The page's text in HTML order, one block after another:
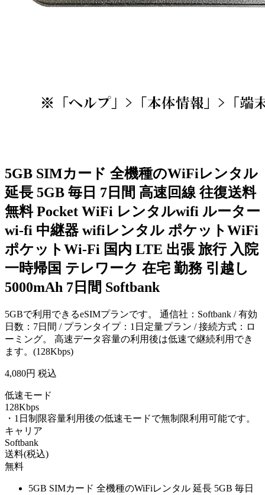
5GB SIMカード 全機種のWiFiレンタル
延長 5GB 毎日 7日間 高速回線 往復送料
無料 Pocket WiFi レンタルwifi ルーター
wi-fi 中継器 wifiレンタル ポケットWiFi
ポケットWi-Fi 国内 LTE 出張 旅行 入院
一時帰国 テレワーク 在宅 勤務 引越し
5000mAh 7日間 Softbank
5GBで利用できるeSIMプランです。 通信社：Softbank / 有効
日数：7日間 / プランタイプ：1日定量プラン / 接続方式：ロ
ーミング。 高速データ容量の利用後は低速で継続利用でき
ます。(128Kbps)
4,080円 税込
低速モード
128Kbps
・1日制限容量利用後の低速モードで無制限利用可能です。
キャリア
Softbank
送料(税込)
無料
5GB SIMカード 全機種のWiFiレンタル 延長 5GB 毎日